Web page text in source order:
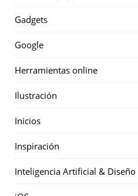
Gadgets
Google
Herramientas online
Ilustración
Inicios
Inspiración
Inteligencia Artificial & Diseño